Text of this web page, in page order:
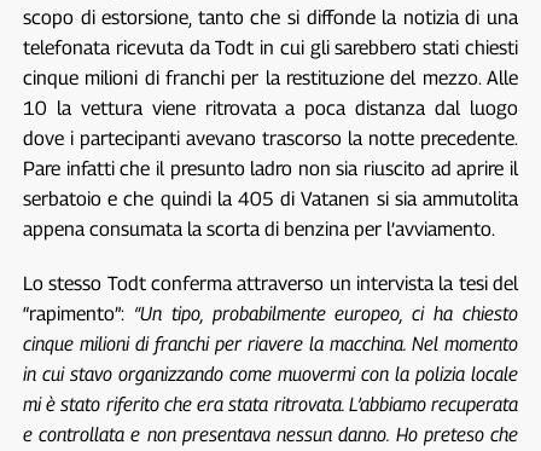
scopo di estorsione, tanto che si diffonde la notizia di una
telefonata ricevuta da Todt in cui gli sarebbero stati chiesti
cinque milioni di franchi per la restituzione del mezzo. Alle
10 la vettura viene ritrovata a poca distanza dal luogo
dove i partecipanti avevano trascorso la notte precedente.
Pare infatti che il presunto ladro non sia riuscito ad aprire il
serbatoio e che quindi la 405 di Vatanen si sia ammutolita
appena consumata la scorta di benzina per l’avviamento.
Lo stesso Todt conferma attraverso un intervista la tesi del
“rapimento”: “Un tipo, probabilmente europeo, ci ha chiesto
cinque milioni di franchi per riavere la macchina. Nel momento
in cui stavo organizzando come muovermi con la polizia locale
mi è stato riferito che era stata ritrovata. L’abbiamo recuperata
e controllata e non presentava nessun danno. Ho preteso che